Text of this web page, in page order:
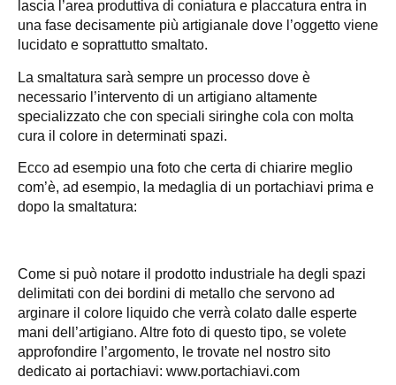
lascia l’area produttiva di coniatura e placcatura entra in
una fase decisamente più artigianale dove l’oggetto viene
lucidato e soprattutto smaltato.
La smaltatura sarà sempre un processo dove è
necessario l’intervento di un artigiano altamente
specializzato che con speciali siringhe cola con molta
cura il colore in determinati spazi.
Ecco ad esempio una foto che certa di chiarire meglio
com’è, ad esempio, la medaglia di un portachiavi prima e
dopo la smaltatura:
Come si può notare il prodotto industriale ha degli spazi
delimitati con dei bordini di metallo che servono ad
arginare il colore liquido che verrà colato dalle esperte
mani dell’artigiano. Altre foto di questo tipo, se volete
approfondire l’argomento, le trovate nel nostro sito
dedicato ai portachiavi: www.portachiavi.com